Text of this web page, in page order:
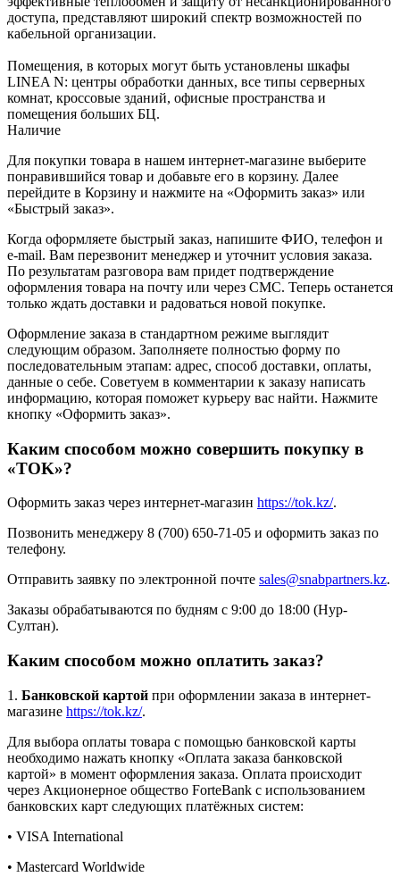
доступа, представляют широкий спектр возможностей по
кабельной организации.
Помещения, в которых могут быть установлены шкафы
LINEA N: центры обработки данных, все типы серверных
комнат, кроссовые зданий, офисные пространства и
помещения больших БЦ.
Наличие
Для покупки товара в нашем интернет-магазине выберите
понравившийся товар и добавьте его в корзину. Далее
перейдите в Корзину и нажмите на «Оформить заказ» или
«Быстрый заказ».
Когда оформляете быстрый заказ, напишите ФИО, телефон и
e-mail. Вам перезвонит менеджер и уточнит условия заказа.
По результатам разговора вам придет подтверждение
оформления товара на почту или через СМС. Теперь останется
только ждать доставки и радоваться новой покупке.
Оформление заказа в стандартном режиме выглядит
следующим образом. Заполняете полностью форму по
последовательным этапам: адрес, способ доставки, оплаты,
данные о себе. Советуем в комментарии к заказу написать
информацию, которая поможет курьеру вас найти. Нажмите
кнопку «Оформить заказ».
Каким способом можно совершить покупку в
«TOK»?
Оформить заказ через интернет-магазин https://tok.kz/.
Позвонить менеджеру 8 (700) 650-71-05 и оформить заказ по
телефону.
Отправить заявку по электронной почте sales@snabpartners.kz.
Заказы обрабатываются по будням с 9:00 до 18:00 (Нур-
Султан).
Каким способом можно оплатить заказ?
1. Банковской картой при оформлении заказа в интернет-
магазине https://tok.kz/.
Для выбора оплаты товара с помощью банковской карты
необходимо нажать кнопку «Оплата заказа банковской
картой» в момент оформления заказа. Оплата происходит
через Акционерное общество ForteBank с использованием
банковских карт следующих платёжных систем:
• VISA International
• Mastercard Worldwide